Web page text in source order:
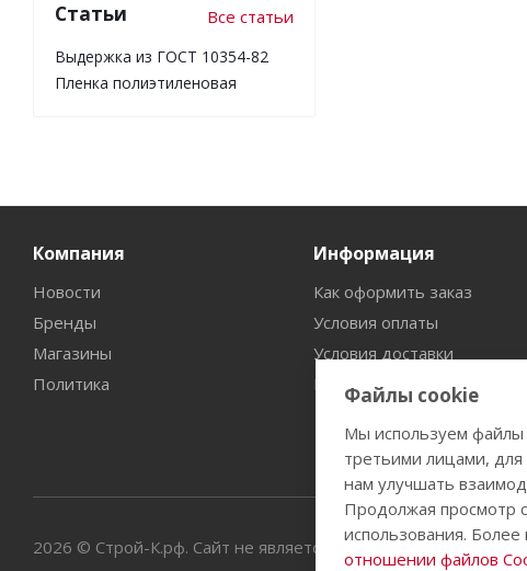
Статьи Все статьи
Выдержка из ГОСТ 10354-82
Пленка полиэтиленовая
Компания
Новости
Бренды
Магазины
Политика
Информация
Как оформить заказ
Условия оплаты
Условия доставки
Гарантия на товар
2026 © Строй-К.рф. Сайт не является публичной офертой.
Файлы cookie
Мы используем файлы
третьими лицами,
нам улучшать
Продолжая просмотр
использования.
отношении файлов